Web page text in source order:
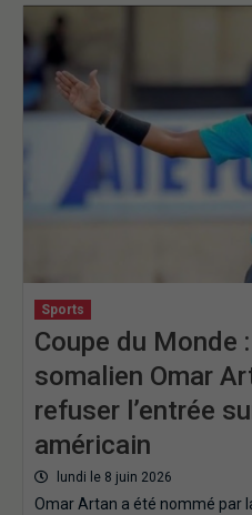
Sports
Coupe du Monde
somalien Omar
refuser l’entrée
américain
lundi le 8 juin 2026
Omar Artan a été nommé par